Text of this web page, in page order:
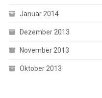
Januar 2014
Dezember 2013
November 2013
Oktober 2013